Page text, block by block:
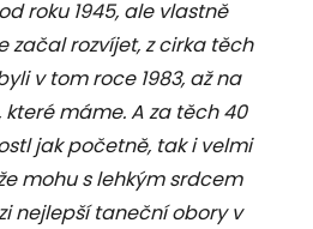
roku 1945, ale vlastně
začal rozvíjet, z cirka těch
v tom roce 1983, až na
které máme. A za těch 40
jak početně, tak i velmi
mohu s lehkým srdcem
nejlepší taneční obory v